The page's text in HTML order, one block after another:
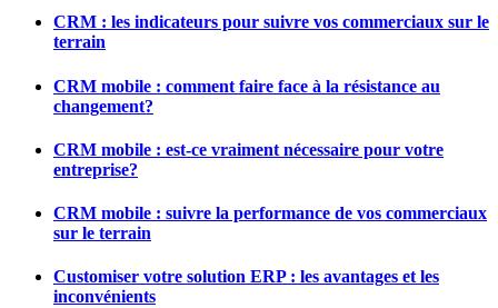
CRM : les indicateurs pour suivre vos commerciaux sur le
terrain
CRM mobile : comment faire face à la résistance au
changement?
CRM mobile : est-ce vraiment nécessaire pour votre
entreprise?
CRM mobile : suivre la performance de vos commerciaux
sur le terrain
Customiser votre solution ERP : les avantages et les
inconvénients